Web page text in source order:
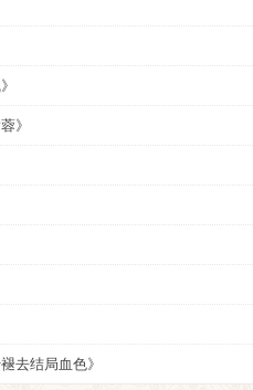
》
去结局血色》